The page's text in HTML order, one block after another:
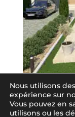
Maison-
450m2
268.000 €
Nous utilisons
expérience sur
Vous pouvez en
utilisons ou les